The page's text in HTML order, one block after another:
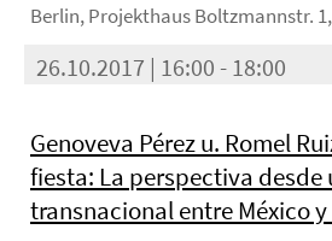
Berlin, Projekthaus Boltzmannstr.
26.10.2017 | 16:00 - 18:00
Genoveva Pérez u. Romel
fiesta: La perspectiva
transnacional entre México y